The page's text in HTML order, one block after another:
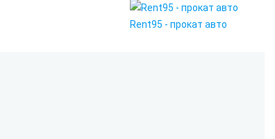
Rent95 - прокат авто